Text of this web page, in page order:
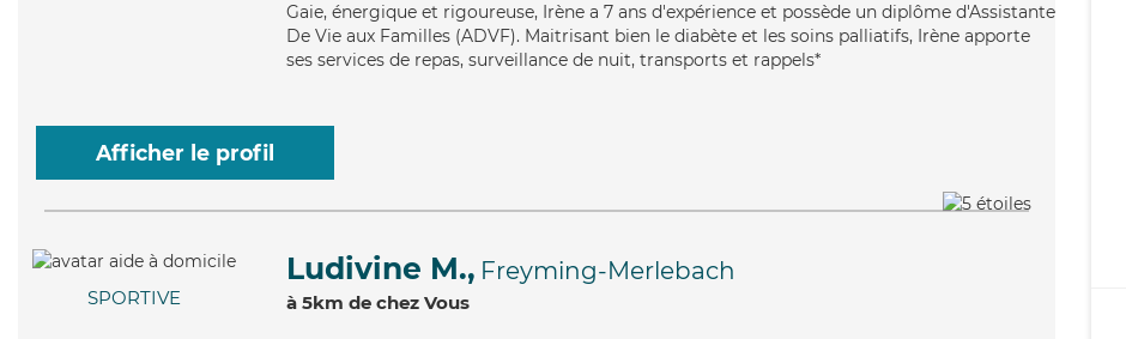
Gaie, énergique et rigoureuse, Irène a 7 ans d'expérience et possède un diplôme d'Assistante
De Vie aux Familles (ADVF). Maitrisant bien le diabète et les soins palliatifs, Irène apporte
ses services de repas, surveillance de nuit, transports et rappels*
Afficher le profil
SPORTIVE
Ludivine M., Freyming-Merlebach
à 5km de chez Vous